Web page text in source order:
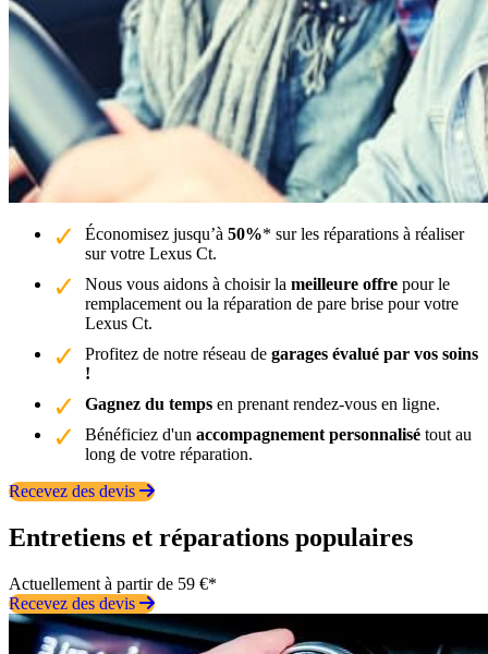
Économisez jusqu’à 50%* sur les réparations à réaliser
sur votre Lexus Ct.
Nous vous aidons à choisir la meilleure offre pour le
remplacement ou la réparation de pare brise pour votre
Lexus Ct.
Profitez de notre réseau de garages évalué par vos soins
!
Gagnez du temps en prenant rendez-vous en ligne.
Bénéficiez d'un accompagnement personnalisé tout au
long de votre réparation.
Recevez des devis
Entretiens et réparations populaires
Actuellement à partir de 59 €*
Recevez des devis